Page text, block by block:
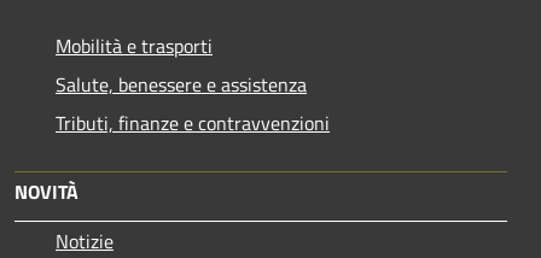
Mobilità e trasporti
Salute, benessere e assistenza
Tributi, finanze e contravvenzioni
NOVITÀ
Notizie